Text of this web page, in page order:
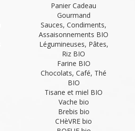
Panier Cadeau
Gourmand
Sauces, Condiments,
Assaisonnements BIO
Légumineuses, Pâtes,
Riz BIO
Farine BIO
Chocolats, Café, Thé
BIO
Tisane et miel BIO
Vache bio
Brebis bio
CHèVRE bio